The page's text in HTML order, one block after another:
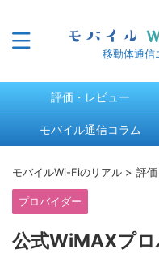
移動体通信
評価・レビュー
モバイル通信コラム
モバイルWi-Fiのリアル > 評
プロバイダー
公式WiMAXプ